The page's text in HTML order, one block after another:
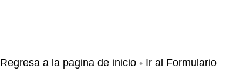
Regresa a la pagina de inicio • Ir al Formulario